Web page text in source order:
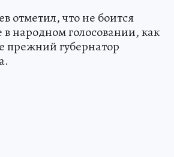
отметил, что не боится
в народном голосовании, как
прежний губернатор